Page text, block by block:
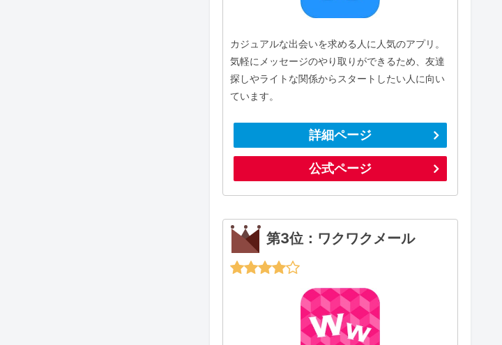
カジュアルな出会いを求める人に人気のアプリ。
気軽にメッセージのやり取りができるため、友達
探しやライトな関係からスタートしたい人に向い
ています。
詳細ページ
公式ページ
第3位：ワクワクメール